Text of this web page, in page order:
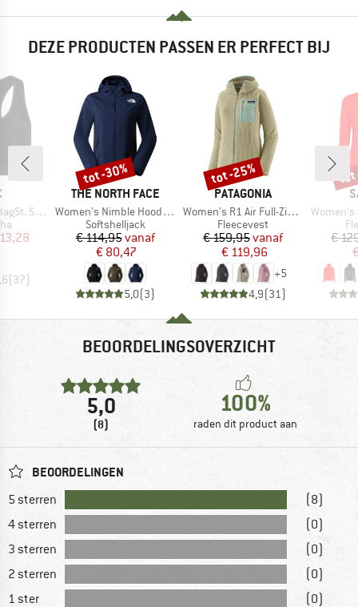
DEZE PRODUCTEN PASSEN ER PERFECT BIJ
Bra
prijs
(37)
MERK
THE NORTH FACE
Artikel
Women's Nimble Hoodie 2
Productgroep
Softshelljack
Prijs
€ 114,95Verlaagde prijs
vanaf
€ 80,47
5,0(3)
Korting
tot -30%
MERK
PATAGONIA
Artikel
Women's R1 Air Full-Zip Hoody
Productgroep
Fleecevest
Prijs
€ 159,95Verlaagde prijs
vanaf
€ 119,96
+5
4,9(31 )
Korting
tot -25%
Artikel
Women's Agner
€
BEOORDELINGSOVERZICHT
5,0
(8)
100%
raden dit product aan
BEOORDELINGEN
5 sterren
(8)
4 sterren
(0)
3 sterren
(0)
2 sterren
(0)
1 ster
(0)